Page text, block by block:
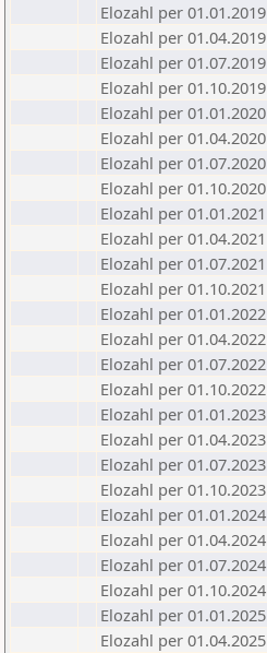
Elozahl per 01.01.2019
Elozahl per 01.04.2019
Elozahl per 01.07.2019
Elozahl per 01.10.2019
Elozahl per 01.01.2020
Elozahl per 01.04.2020
Elozahl per 01.07.2020
Elozahl per 01.10.2020
Elozahl per 01.01.2021
Elozahl per 01.04.2021
Elozahl per 01.07.2021
Elozahl per 01.10.2021
Elozahl per 01.01.2022
Elozahl per 01.04.2022
Elozahl per 01.07.2022
Elozahl per 01.10.2022
Elozahl per 01.01.2023
Elozahl per 01.04.2023
Elozahl per 01.07.2023
Elozahl per 01.10.2023
Elozahl per 01.01.2024
Elozahl per 01.04.2024
Elozahl per 01.07.2024
Elozahl per 01.10.2024
Elozahl per 01.01.2025
Elozahl per 01.04.2025